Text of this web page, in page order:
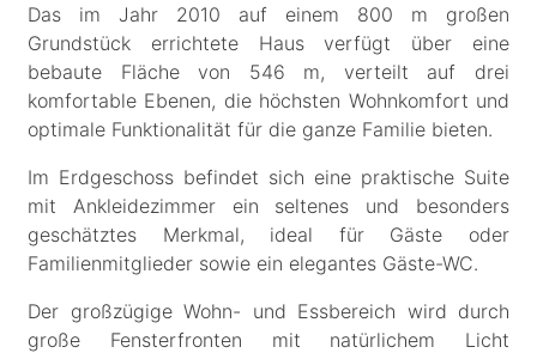
Das im Jahr 2010 auf einem 800 m großen
Grundstück errichtete Haus verfügt über eine
bebaute Fläche von 546 m, verteilt auf drei
komfortable Ebenen, die höchsten Wohnkomfort und
optimale Funktionalität für die ganze Familie bieten.
Im Erdgeschoss befindet sich eine praktische Suite
mit Ankleidezimmer ein seltenes und besonders
geschätztes Merkmal, ideal für Gäste oder
Familienmitglieder sowie ein elegantes Gäste-WC.
Der großzügige Wohn- und Essbereich wird durch
große Fensterfronten mit natürlichem Licht